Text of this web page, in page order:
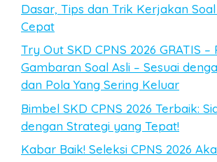
Dasar, Tips dan Trik Kerjakan
Cepat
Try Out SKD CPNS 2026 GRATIS –
Gambaran Soal Asli – Sesuai
dan Pola Yang Sering Keluar
Bimbel SKD CPNS 2026 Terbaik:
dengan Strategi yang Tepat!
Kabar Baik! Seleksi CPNS 2026